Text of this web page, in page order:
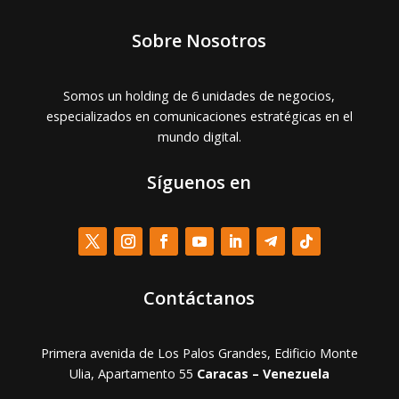
Sobre Nosotros
Somos un holding de 6 unidades de negocios,
especializados en comunicaciones estratégicas en el
mundo digital.
Síguenos en
Contáctanos
Primera avenida de Los Palos Grandes, Edificio Monte
Ulia, Apartamento 55 Caracas – Venezuela